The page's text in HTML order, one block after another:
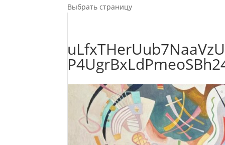
Выбрать страницу